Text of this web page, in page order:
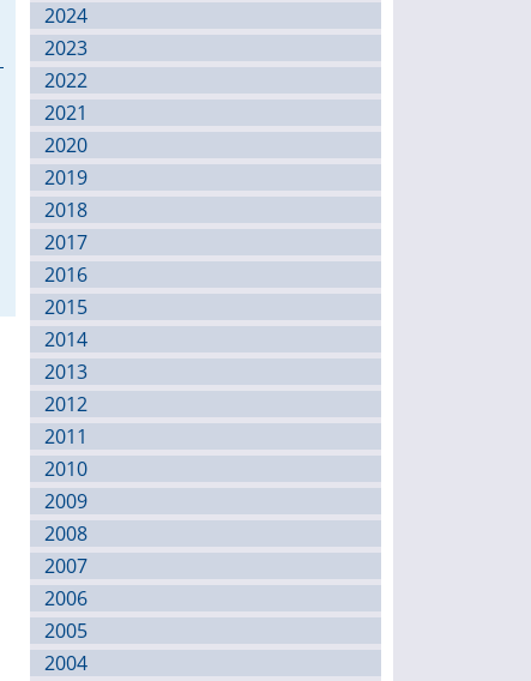
2024
2023
2022
2021
2020
2019
2018
2017
2016
2015
2014
2013
2012
2011
2010
2009
2008
2007
2006
2005
2004